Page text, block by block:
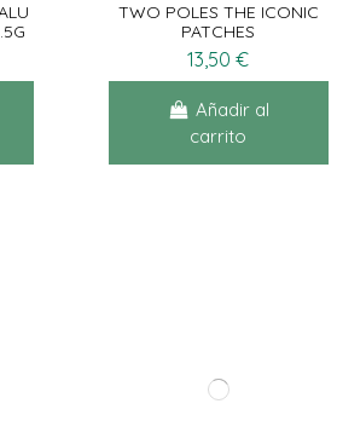
TWO POLES THE ICONIC
PATCHES
13,50 €
Añadir al
carrito